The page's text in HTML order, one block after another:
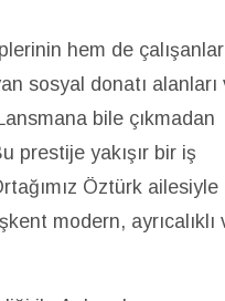
hem de
sosyal donatı alanları
bile çıkmadan
prestije yakışır bir iş
Öztürk ailesiyle
modern, ayrıcalıklı